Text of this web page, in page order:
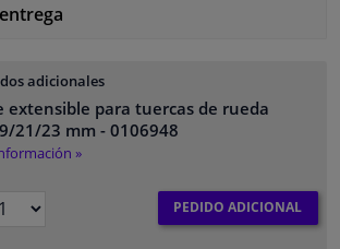
adicionales
extensible para tuercas de rueda
21/23 mm - 0106948
»
PEDIDO ADICIONAL